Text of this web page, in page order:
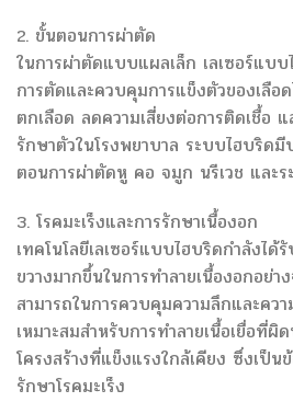
2. ขั้นตอนการผ่าตัด
ในการผ่าตัดแบบแผลเล็ก เลเซอร์แบ
การตัดและควบคุมการแข็งตัวของเลือ
ตกเลือด ลดความเสี่ยงต่อการติดเชื้อ แ
รักษาตัวในโรงพยาบาล ระบบไฮบริดมี
ตอนการผ่าตัดหู คอ จมูก นรีเวช และร
3. โรคมะเร็งและการรักษาเนื้องอก
เทคโนโลยีเลเซอร์แบบไฮบริดกำลังได้
ขวางมากขึ้นในการทำลายเนื้องอกอย่าง
สามารถในการควบคุมความลึกและควา
เหมาะสมสำหรับการทำลายเนื้อเยื่อที่
โครงสร้างที่แข็งแรงใกล้เคียง ซึ่งเป็น
รักษาโรคมะเร็ง